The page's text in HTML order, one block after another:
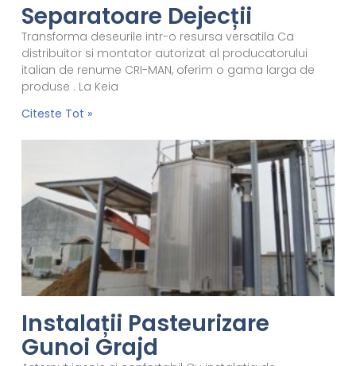
Separatoare Dejecții
Transforma deseurile intr-o resursa versatila Ca
distribuitor si montator autorizat al producatorului
italian de renume CRI-MAN, oferim o gama larga de
produse . La Keia
Citeste Tot »
Instalații Pasteurizare
Gunoi Grajd